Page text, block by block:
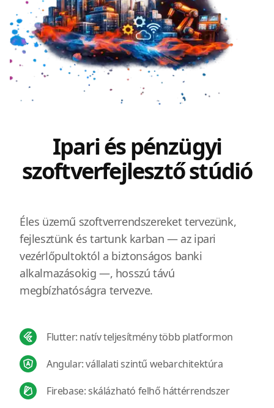
Ipari és pénzügyi
szoftverfejlesztő stúdió
Éles üzemű szoftverrendszereket tervezünk,
fejlesztünk és tartunk karban — az ipari
vezérlőpultoktól a biztonságos banki
alkalmazásokig —, hosszú távú
megbízhatóságra tervezve.
Flutter: natív teljesítmény több platformon
Angular: vállalati szintű webarchitektúra
Firebase: skálázható felhő háttérrendszer